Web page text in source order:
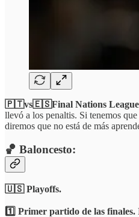
🇵🇹vs🇪🇸Final Nations
llevó a los penaltis. Si tenemos
diremos que no está de más
🏀 Baloncesto:
🇺🇸 Playoffs.
1️⃣ Primer partido de las